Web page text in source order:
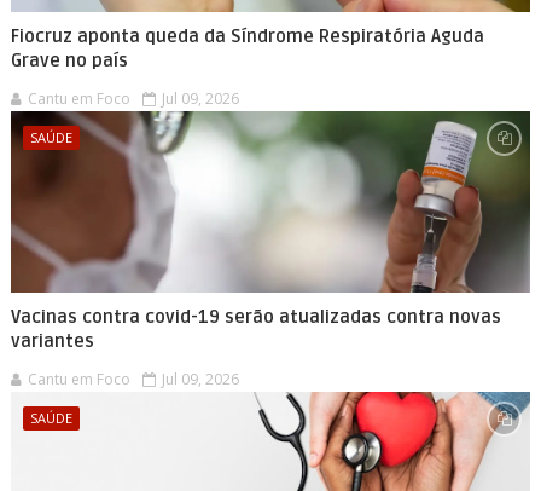
Fiocruz aponta queda da Síndrome Respiratória Aguda
Grave no país
Cantu em Foco Jul 09, 2026
SAÚDE
Vacinas contra covid-19 serão atualizadas contra novas
variantes
Cantu em Foco Jul 09, 2026
SAÚDE